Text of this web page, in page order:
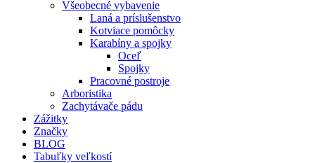
Všeobecné vybavenie
Laná a príslušenstvo
Kotviace pomôcky
Karabíny a spojky
Oceľ
Spojky
Pracovné postroje
Arboristika
Zachytávače pádu
Zážitky
Značky
BLOG
Tabuľky veľkostí